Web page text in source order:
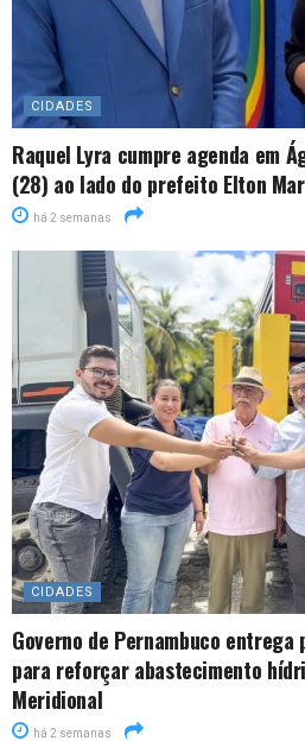
CIDADES
Raquel Lyra cumpre agenda em
(28) ao lado do prefeito Elton
há 2 semanas
CIDADES
Governo de Pernambuco entrega
para reforçar abastecimento
Meridional
há 2 semanas